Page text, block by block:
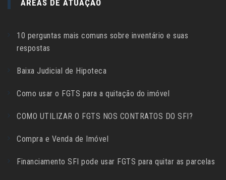
ÁREAS DE ATUAÇÃO
10 perguntas mais comuns sobre inventário e suas
respostas
Baixa Judicial de Hipoteca
Como usar o FGTS para a quitação do imóvel
COMO UTILIZAR O FGTS NOS CONTRATOS DO SFI?
Compra e Venda de Imóvel
Financiamento SFI pode usar FGTS para quitar as parcelas